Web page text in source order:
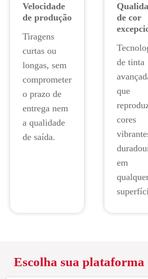
Velocidade
de produção
Tiragens
curtas ou
longas, sem
comprometer
o prazo de
entrega nem
a qualidade
de saída.
de cor
de tinta
que
cores
em
Escolha sua plataforma